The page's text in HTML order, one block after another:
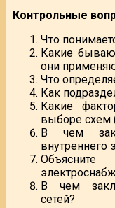
Контрольные
Что
Какие
они
Что
Как
Какие
выборе схем
В чем
внутреннего
В чем
сетей?